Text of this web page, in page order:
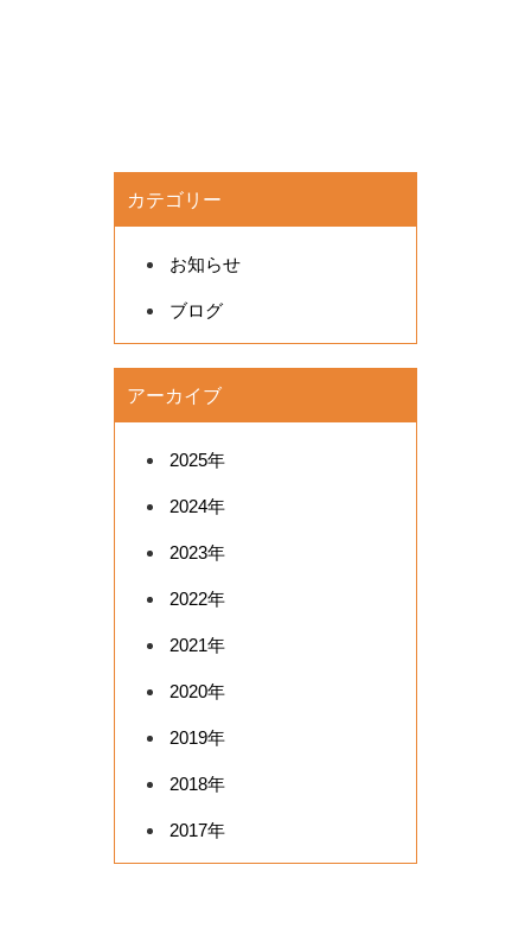
カテゴリー
お知らせ
ブログ
アーカイブ
2025年
2024年
2023年
2022年
2021年
2020年
2019年
2018年
2017年